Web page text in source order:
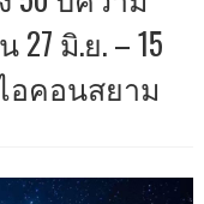
มิ.ย. – 15
อคอนสยาม